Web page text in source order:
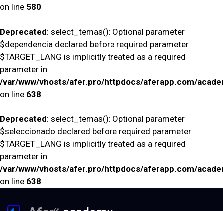
on line 580
Deprecated: select_temas(): Optional parameter
$dependencia declared before required parameter
$TARGET_LANG is implicitly treated as a required
parameter in
/var/www/vhosts/afer.pro/httpdocs/aferapp.com/
on line 638
Deprecated: select_temas(): Optional parameter
$seleccionado declared before required parameter
$TARGET_LANG is implicitly treated as a required
parameter in
/var/www/vhosts/afer.pro/httpdocs/aferapp.com/
on line 638